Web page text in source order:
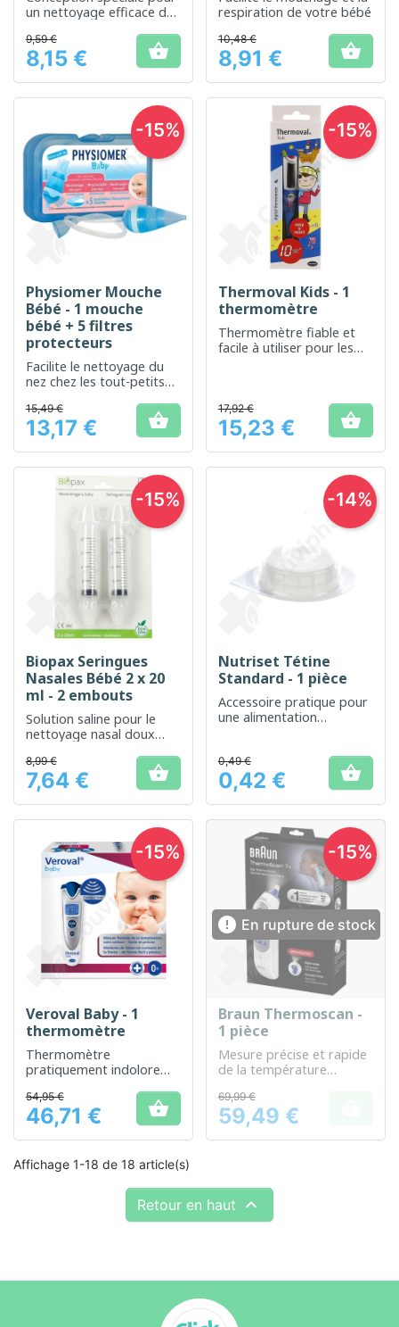
un nettoyage efficace des
Prix
9,59 €
8,15 € 
respiration de votre bébé
Prix
10,48 €
8,91 € 
Physiomer Mouche
Bébé - 1 mouche
bébé + 5 filtres
protecteurs
Facilite le nettoyage du
nez chez les tout-petits
améliorée
Prix
15,49 €
13,17 € 
-15%
Thermoval Kids - 1
thermomètre
Thermomètre fiable et
facile à utiliser pour les
Prix
17,92 €
15,23 € 
-15%
Biopax Seringues
Nasales Bébé 2 x 20
ml - 2 embouts
Solution saline pour le
nettoyage nasal doux
4 mois
Prix
8,99 €
7,64 € 
-15%
Nutriset Tétine
Standard - 1 pièce
Accessoire pratique pour
une alimentation
Prix
0,49 €
0,42 € 
-14%
Veroval Baby - 1
thermomètre
Thermomètre
pratiquement indolore
température des bébés
Prix
54,95 €
46,71 € 
-15%
 En rupture de stock
Braun Thermoscan -
1 pièce
Mesure précise et rapide
de la température
Prix
69,99 €
59,49 €
-15%
Affichage 1-18 de 18 article(s)
Retour en haut 